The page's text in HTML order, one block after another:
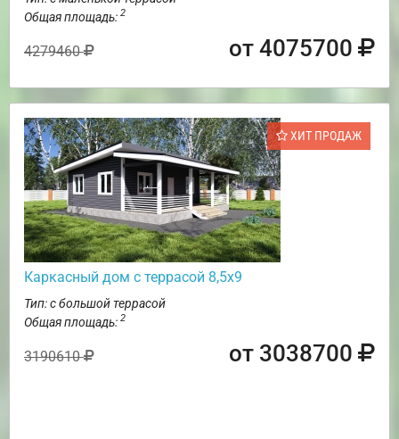
Общая площадь: 2
4279460 от 4075700
ХИТ ПРОДАЖ
Каркасный дом с террасой 8,5х9
Тип: с большой террасой
Общая площадь: 2
3190610 от 3038700